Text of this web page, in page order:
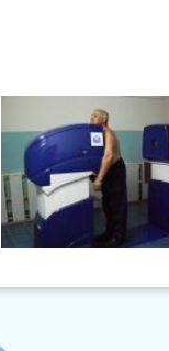
Новые технологии